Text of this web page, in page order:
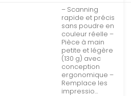
– Scanning
rapide et précis
sans poudre en
couleur réelle –
Pièce à main
petite et légère
(130 g) avec
conception
ergonomique –
Remplace les
impressio…